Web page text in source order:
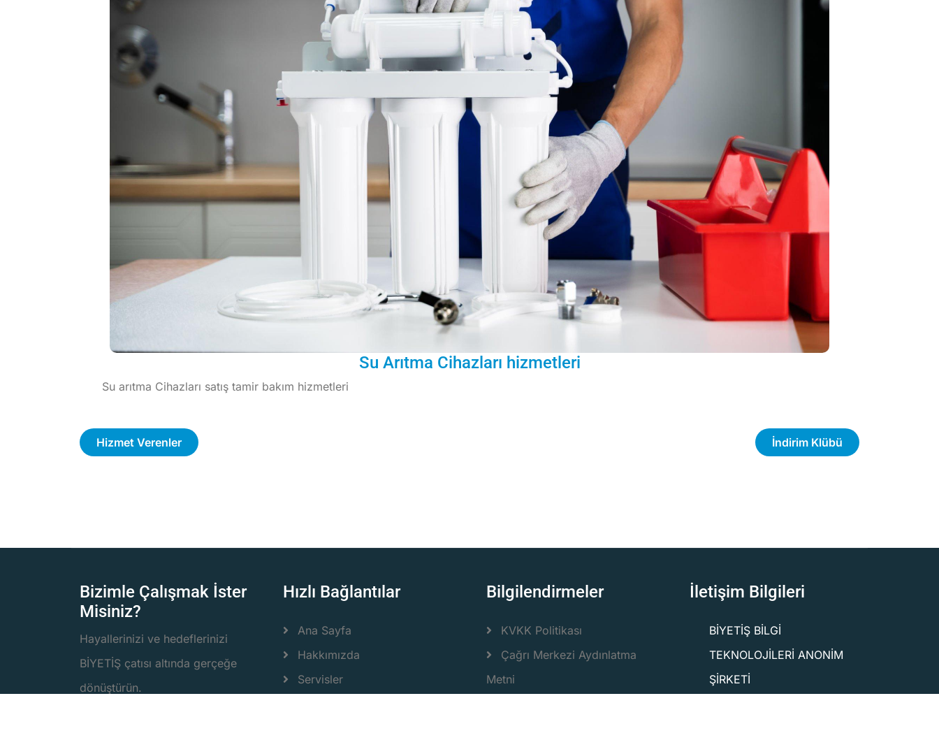
Su Arıtma Cihazları hizmetleri
Su arıtma Cihazları satış tamir bakım hizmetleri
Hizmet Verenler İndirim Klübü
Bizimle Çalışmak İster
Misiniz?
Hayallerinizi ve hedeflerinizi
BİYETİŞ çatısı altında gerçeğe
dönüştürün.
Hızlı Bağlantılar
Ana Sayfa
Hakkımızda
Servisler
Bilgilendirmeler
KVKK Politikası
Çağrı Merkezi Aydınlatma
Metni
İletişim Bilgileri
BİYETİŞ BİLGİ
TEKNOLOJİLERİ ANONİM
ŞİRKETİ